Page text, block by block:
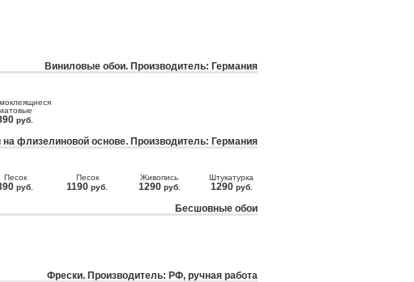
Виниловые обои. Производитель: Германия
руб.
флизелиновой основе. Производитель: Германия
Песок
руб.
Песок
1190 руб.
Живопись
1290 руб.
Штукатурка
1290 руб.
Бесшовные обои
Фрески. Производитель: РФ, ручная работа